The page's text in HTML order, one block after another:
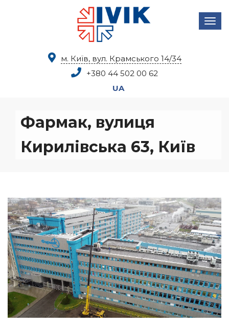
м. Київ, вул. Крамського 14/34
+380 44 502 00 62
UA
Фармак, вулиця
Кирилівська 63, Київ